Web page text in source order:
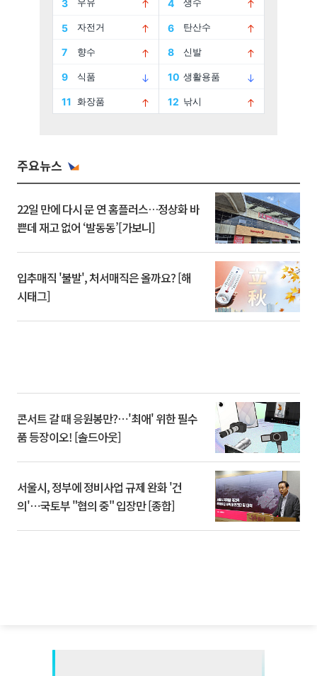
주요뉴스
22일 만에 다시 문 연 홈플러스…정상화 바
쁜데 재고 없어 ‘발동동’[가보니]
입추매직 '불발', 처서매직은 올까요? [해
시태그]
콘서트 갈 때 응원봉만?⋯'최애' 위한 필수
품 등장이오! [솔드아웃]
서울시, 정부에 정비사업 규제 완화 '건
의'⋯국토부 "협의 중" 입장만 [종합]